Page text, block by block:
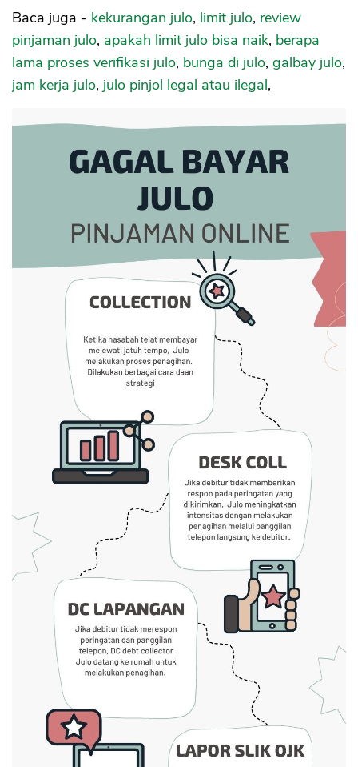
Baca juga - kekurangan julo, limit julo, review
pinjaman julo, apakah limit julo bisa naik, berapa
lama proses verifikasi julo, bunga di julo, galbay julo,
jam kerja julo, julo pinjol legal atau ilegal,